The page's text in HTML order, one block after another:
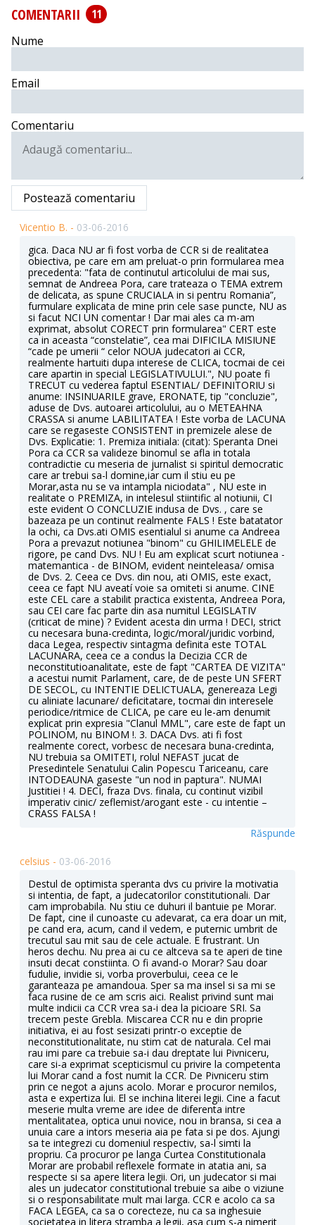
COMENTARII
11
Nume
Email
Comentariu
Postează comentariu
Vicentio B. - 03-06-2016
gica. Daca NU ar fi fost vorba de CCR si de realitatea
obiectiva, pe care em am preluat-o prin formularea mea
precedenta: "fata de continutul articolului de mai sus,
semnat de Andreea Pora, care trateaza o TEMA extrem
de delicata, as spune CRUCIALA in si pentru Romania”,
furmulare explicata de mine prin cele sase puncte, NU as
si facut NCI UN comentar ! Dar mai ales ca m-am
exprimat, absolut CORECT prin formularea" CERT este
ca in aceasta “constelatie”, cea mai DIFICILA MISIUNE
“cade pe umerii “ celor NOUA judecatori ai CCR,
realmente hartuiti dupa interese de CLICA, tocmai de cei
care apartin in special LEGISLATIVULUI.", NU poate fi
TRECUT cu vederea faptul ESENTIAL/ DEFINITORIU si
anume: INSINUARILE grave, ERONATE, tip "concluzie",
aduse de Dvs. autoarei articolului, au o METEAHNA
CRASSA si anume LABILITATEA ! Este vorba de LACUNA
care se regaseste CONSISTENT in premizele alese de
Dvs. Explicatie: 1. Premiza initiala: (citat): Speranta Dnei
Pora ca CCR sa valideze binomul se afla in totala
contradictie cu meseria de jurnalist si spiritul democratic
care ar trebui sa-l domine,iar cum il stiu eu pe
Morar,asta nu se va intampla niciodata" , NU este in
realitate o PREMIZA, in intelesul stiintific al notiunii, CI
este evident O CONCLUZIE indusa de Dvs. , care se
bazeaza pe un continut realmente FALS ! Este batatator
la ochi, ca Dvs.ati OMIS esentialul si anume ca Andreea
Pora a prevazut notiunea "binom" cu GHILIMELELE de
rigore, pe cand Dvs. NU ! Eu am explicat scurt notiunea -
matemantica - de BINOM, evident neinteleasa/ omisa
de Dvs. 2. Ceea ce Dvs. din nou, ati OMIS, este exact,
ceea ce fapt NU aveatí voie sa omiteti si anume. CINE
este CEL care a stabilit practica existenta, Andreea Pora,
sau CEI care fac parte din asa numitul LEGISLATIV
(criticat de mine) ? Evident acesta din urma ! DECI, strict
cu necesara buna-credinta, logic/moral/juridic vorbind,
daca Legea, respectiv sintagma definita este TOTAL
LACUNARA, ceea ce a condus la Decizia CCR de
neconstitutioanalitate, este de fapt "CARTEA DE VIZITA"
a acestui numit Parlament, care, de de peste UN SFERT
DE SECOL, cu INTENTIE DELICTUALA, genereaza Legi
cu aliniate lacunare/ deficitatare, tocmai din interesele
periodice/ritmice de CLICA, pe care eu le-am denumit
explicat prin expresia "Clanul MML", care este de fapt un
POLINOM, nu BINOM !. 3. DACA Dvs. ati fi fost
realmente corect, vorbesc de necesara buna-credinta,
NU trebuia sa OMITETI, rolul NEFAST jucat de
Presedintele Senatului Calin Popescu Tariceanu, care
INTODEAUNA gaseste "un nod in paptura". NUMAI
Justitiei ! 4. DECI, fraza Dvs. finala, cu continut vizibil
imperativ cinic/ zeflemist/arogant este - cu intentie –
CRASS FALSA !
Răspunde
celsius - 03-06-2016
Destul de optimista speranta dvs cu privire la motivatia
si intentia, de fapt, a judecatorilor constitutionali. Dar
cam improbabila. Nu stiu ce duhuri il bantuie pe Morar.
De fapt, cine il cunoaste cu adevarat, ca era doar un mit,
pe cand era, acum, cand il vedem, e puternic umbrit de
trecutul sau mit sau de cele actuale. E frustrant. Un
heros dechu. Nu prea ai cu ce altceva sa te aperi de tine
insuti decat constiinta. O fi avand-o Morar? Sau doar
fudulie, invidie si, vorba proverbului, ceea ce le
garanteaza pe amandoua. Sper sa ma insel si sa mi se
faca rusine de ce am scris aici. Realist privind sunt mai
multe indicii ca CCR vrea sa-i dea la picioare SRI. Sa
trecem peste Grebla. Miscarea CCR nu e din proprie
initiativa, ei au fost sesizati printr-o exceptie de
neconstitutionalitate, nu stim cat de naturala. Cel mai
rau imi pare ca trebuie sa-i dau dreptate lui Pivniceru,
care si-a exprimat scepticismul cu privire la competenta
lui Morar cand a fost numit la CCR. De Pivniceru stim
prin ce negot a ajuns acolo. Morar e procuror nemilos,
asta e expertiza lui. El se inchina literei legii. Cine a facut
meserie multa vreme are idee de diferenta intre
mentalitatea, optica unui novice, nou in bransa, si cea a
unuia care a intors meseria aia pe fata si pe dos. Ajungi
sa te integrezi cu domeniul respectiv, sa-l simti la
propriu. Ca procuror pe langa Curtea Constitutionala
Morar are probabil reflexele formate in atatia ani, sa
respecte si sa apere litera legii. Ori, un judecator si mai
ales un judecator constitutional trebuie sa aibe o viziune
si o responsabilitate mult mai larga. CCR e acolo ca sa
FACA LEGEA, ca sa o corecteze, nu ca sa inghesuie
societatea in litera stramba a legii, asa cum s-a nimerit